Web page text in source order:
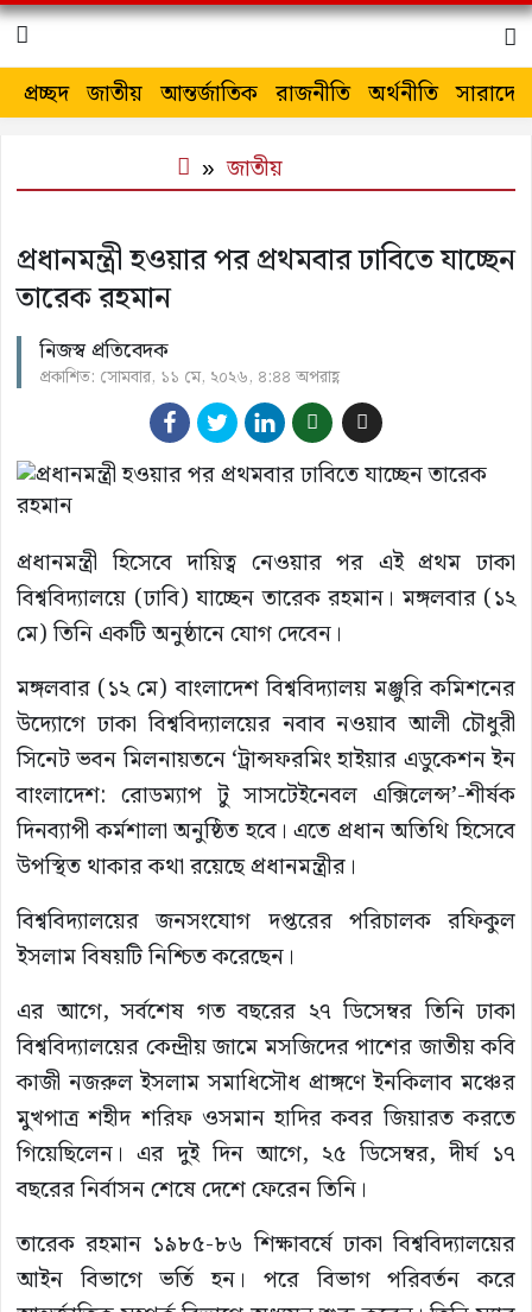
প্রচ্ছদ জাতীয় আন্তর্জাতিক রাজনীতি অর্থনীতি সারাদেশ
জাতীয়
প্রধানমন্ত্রী হওয়ার পর প্রথমবার ঢাবিতে যাচ্ছেন
তারেক রহমান
নিজস্ব প্রতিবেদক
প্রকাশিত: সোমবার, ১১ মে, ২০২৬, ৪:৪৪ অপরাহ্ণ
প্রধানমন্ত্রী হিসেবে দায়িত্ব নেওয়ার পর এই প্রথম ঢাকা
বিশ্ববিদ্যালয়ে (ঢাবি) যাচ্ছেন তারেক রহমান। মঙ্গলবার (১২
মে) তিনি একটি অনুষ্ঠানে যোগ দেবেন।
মঙ্গলবার (১২ মে) বাংলাদেশ বিশ্ববিদ্যালয় মঞ্জুরি কমিশনের
উদ্যোগে ঢাকা বিশ্ববিদ্যালয়ের নবাব নওয়াব আলী চৌধুরী
সিনেট ভবন মিলনায়তনে ‘ট্রান্সফরমিং হাইয়ার এডুকেশন ইন
বাংলাদেশ: রোডম্যাপ টু সাসটেইনেবল এক্সিলেন্স’-শীর্ষক
দিনব্যাপী কর্মশালা অনুষ্ঠিত হবে। এতে প্রধান অতিথি হিসেবে
উপস্থিত থাকার কথা রয়েছে প্রধানমন্ত্রীর।
বিশ্ববিদ্যালয়ের জনসংযোগ দপ্তরের পরিচালক রফিকুল
ইসলাম বিষয়টি নিশ্চিত করেছেন।
এর আগে, সর্বশেষ গত বছরের ২৭ ডিসেম্বর তিনি ঢাকা
বিশ্ববিদ্যালয়ের কেন্দ্রীয় জামে মসজিদের পাশের জাতীয় কবি
কাজী নজরুল ইসলাম সমাধিসৌধ প্রাঙ্গণে ইনকিলাব মঞ্চের
মুখপাত্র শহীদ শরিফ ওসমান হাদির কবর জিয়ারত করতে
গিয়েছিলেন। এর দুই দিন আগে, ২৫ ডিসেম্বর, দীর্ঘ ১৭
বছরের নির্বাসন শেষে দেশে ফেরেন তিনি।
তারেক রহমান ১৯৮৫-৮৬ শিক্ষাবর্ষে ঢাকা বিশ্ববিদ্যালয়ের
আইন বিভাগে ভর্তি হন। পরে বিভাগ পরিবর্তন করে